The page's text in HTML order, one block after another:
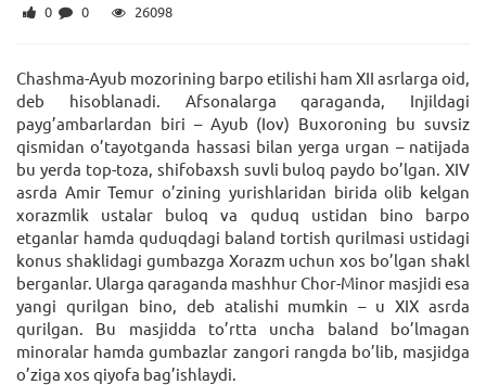
0 0 26098
Chashma-Ayub mozorining barpo etilishi ham XII asrlarga oid,
deb hisoblanadi. Afsonalarga qaraganda, Injildagi
payg’ambarlardan biri – Ayub (Iov) Buxoroning bu suvsiz
qismidan o’tayotganda hassasi bilan yerga urgan – natijada
bu yerda top-toza, shifobaxsh suvli buloq paydo bo’lgan. XIV
asrda Amir Temur o’zining yurishlaridan birida olib kelgan
xorazmlik ustalar buloq va quduq ustidan bino barpo
etganlar hamda quduqdagi baland tortish qurilmasi ustidagi
konus shaklidagi gumbazga Xorazm uchun xos bo’lgan shakl
berganlar. Ularga qaraganda mashhur Chor-Minor masjidi esa
yangi qurilgan bino, deb atalishi mumkin – u XIX asrda
qurilgan. Bu masjidda to’rtta uncha baland bo’lmagan
minoralar hamda gumbazlar zangori rangda bo’lib, masjidga
o’ziga xos qiyofa bag’ishlaydi.